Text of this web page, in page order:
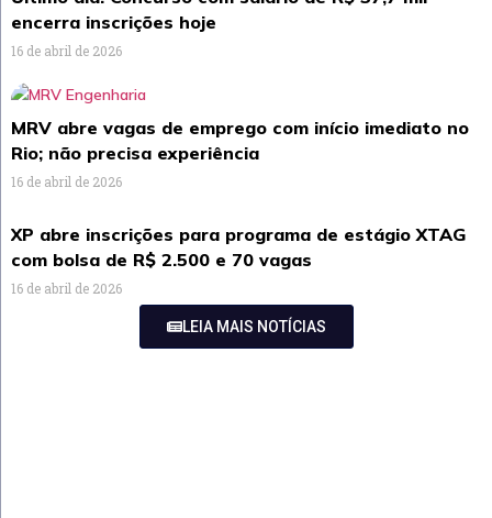
encerra inscrições hoje
16 de abril de 2026
MRV abre vagas de emprego com início imediato no
Rio; não precisa experiência
16 de abril de 2026
XP abre inscrições para programa de estágio XTAG
com bolsa de R$ 2.500 e 70 vagas
16 de abril de 2026
LEIA MAIS NOTÍCIAS